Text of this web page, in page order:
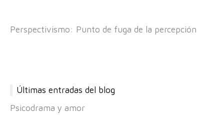
Perspectivismo: Punto de fuga de la percepción
Últimas entradas del blog
Psicodrama y amor